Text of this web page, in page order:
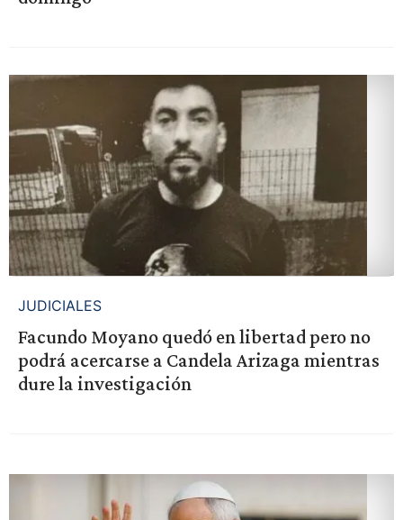
JUDICIALES
Facundo Moyano quedó en libertad pero no
podrá acercarse a Candela Arizaga mientras
dure la investigación